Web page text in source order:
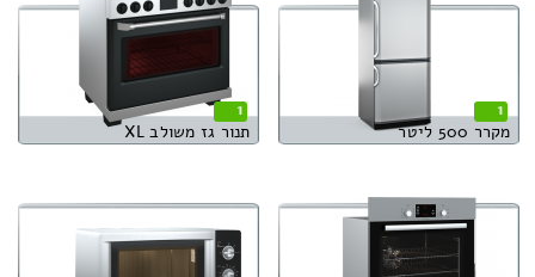
1
מקרר 500 ליטר
1
תנור גז משולב XL